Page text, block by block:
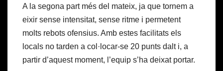
A la segona part més del mateix, ja que tornem a
eixir sense intensitat, sense ritme i permetent
molts rebots ofensius. Amb estes facilitats els
locals no tarden a col·locar-se 20 punts dalt i, a
partir d’aquest moment, l’equip s’ha deixat portar.